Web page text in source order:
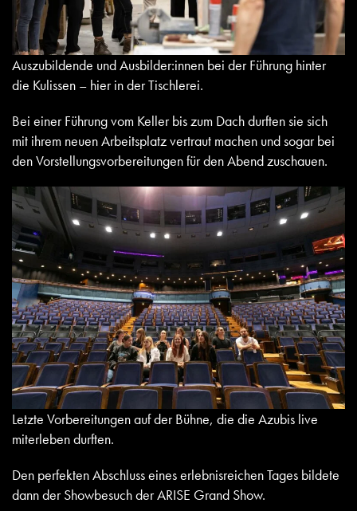
Auszubildende und Ausbilder:innen bei der Führung hinter
die Kulissen – hier in der Tischlerei.
Bei einer Führung vom Keller bis zum Dach durften sie sich
mit ihrem neuen Arbeitsplatz vertraut machen und sogar bei
den Vorstellungsvorbereitungen für den Abend zuschauen.
Letzte Vorbereitungen auf der Bühne, die die Azubis live
miterleben durften.
Den perfekten Abschluss eines erlebnisreichen Tages bildete
dann der Showbesuch der ARISE Grand Show.